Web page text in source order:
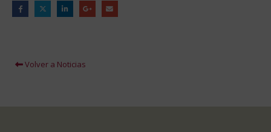
Volver a Noticias